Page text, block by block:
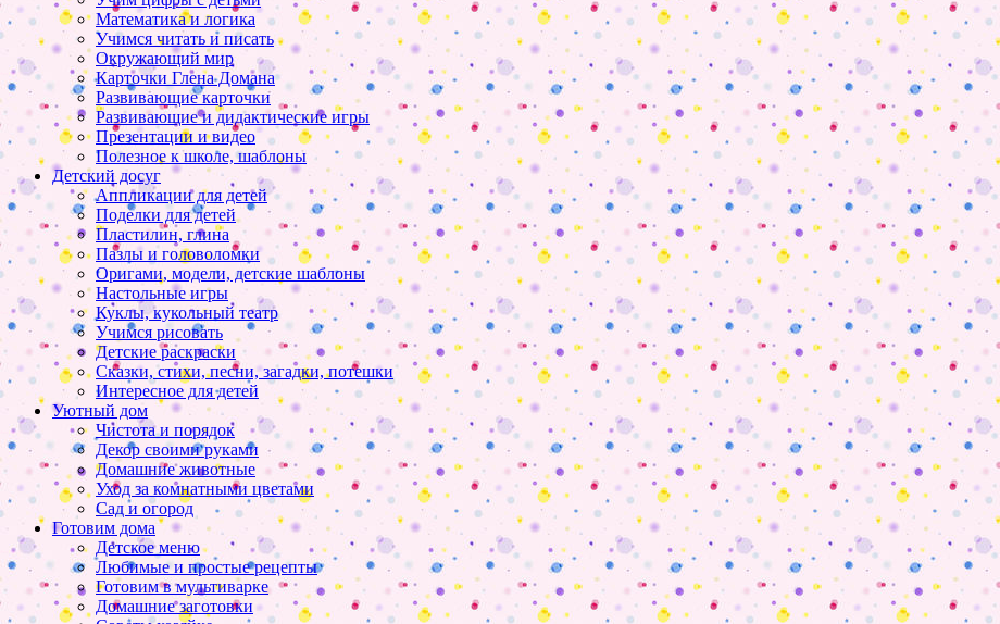
Математика и логика
Учимся читать и писать
Окружающий мир
Карточки Глена Домана
Развивающие карточки
Развивающие и дидактические игры
Презентации и видео
Полезное к школе, шаблоны
Детский досуг
Аппликации для детей
Поделки для детей
Пластилин, глина
Пазлы и головоломки
Оригами, модели, детские шаблоны
Настольные игры
Куклы, кукольный театр
Учимся рисовать
Детские раскраски
Сказки, стихи, песни, загадки, потешки
Интересное для детей
Уютный дом
Чистота и порядок
Декор своими руками
Домашние животные
Уход за комнатными цветами
Сад и огород
Готовим дома
Детское меню
Любимые и простые рецепты
Готовим в мультиварке
Домашние заготовки